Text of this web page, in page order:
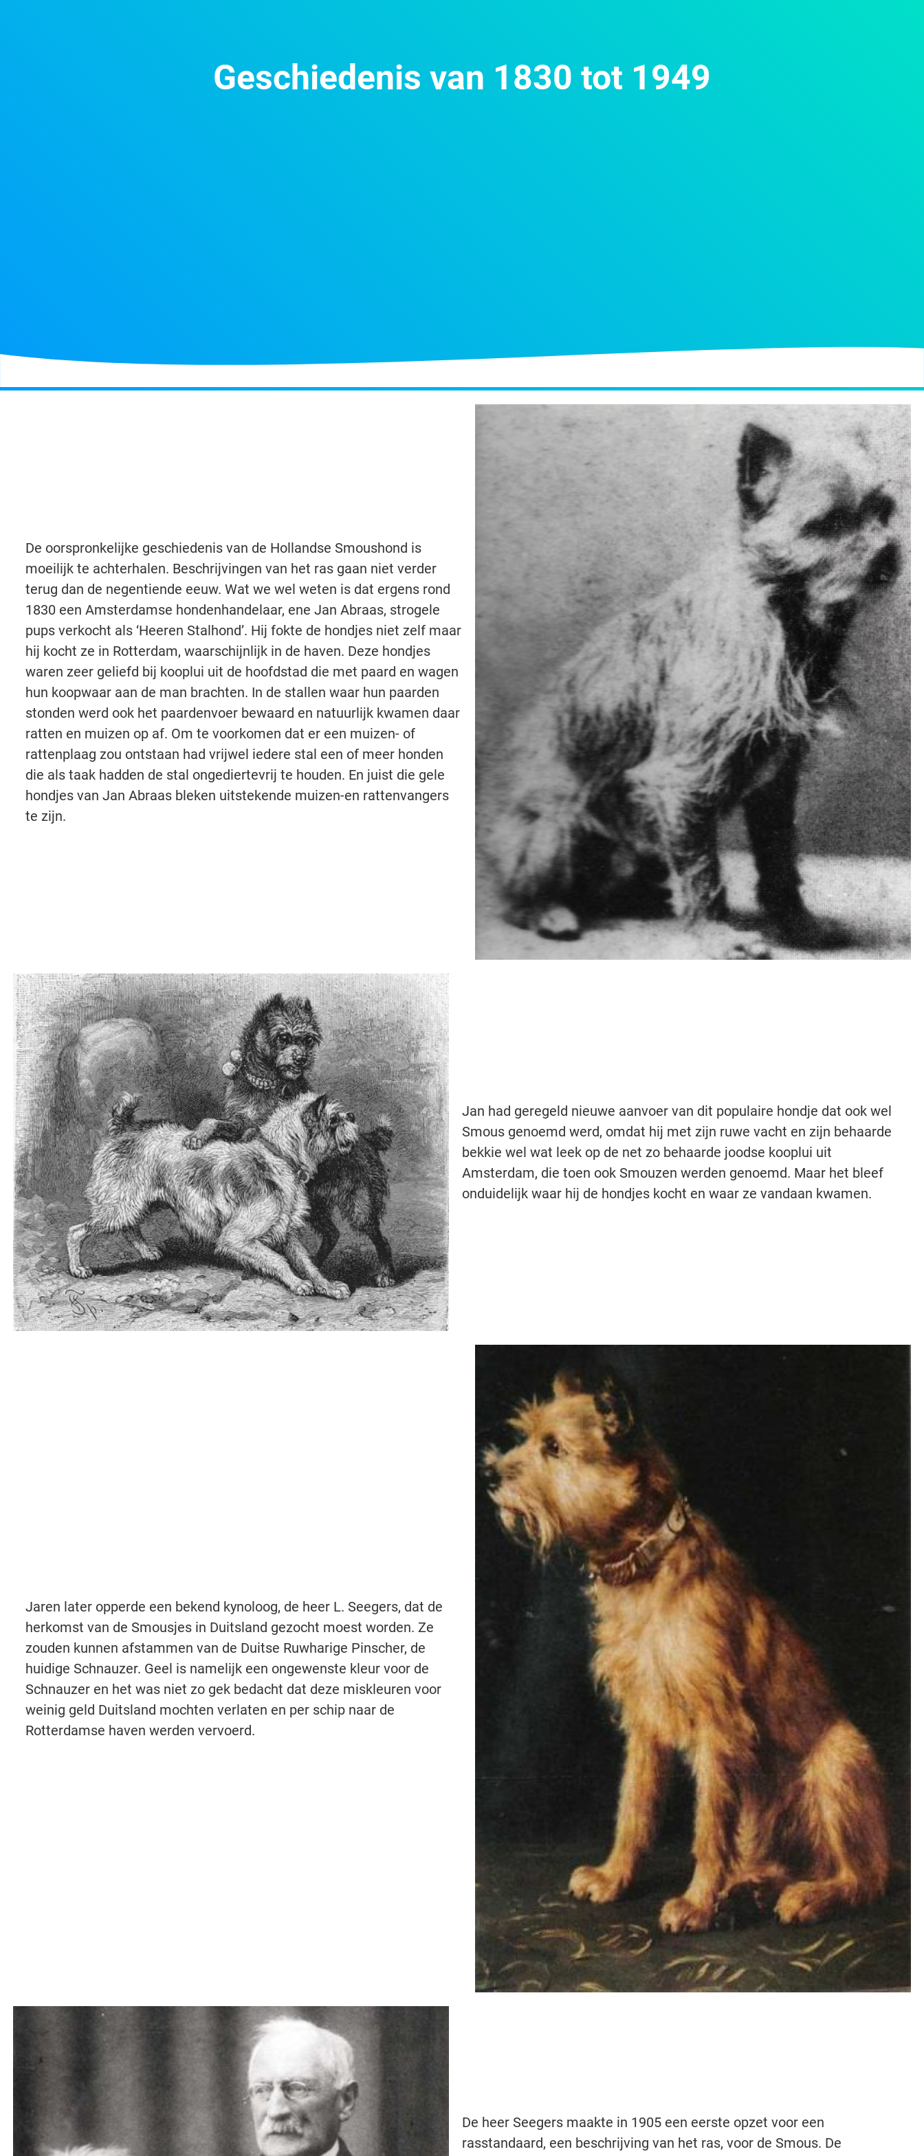
Geschiedenis van 1830 tot 1949
De oorspronkelijke geschiedenis van de Hollandse Smoushond is
moeilijk te achterhalen. Beschrijvingen van het ras gaan niet verder
terug dan de negentiende eeuw. Wat we wel weten is dat ergens rond
1830 een Amsterdamse hondenhandelaar, ene Jan Abraas, strogele
pups verkocht als ‘Heeren Stalhond’. Hij fokte de hondjes niet zelf maar
hij kocht ze in Rotterdam, waarschijnlijk in de haven. Deze hondjes
waren zeer geliefd bij kooplui uit de hoofdstad die met paard en wagen
hun koopwaar aan de man brachten. In de stallen waar hun paarden
stonden werd ook het paardenvoer bewaard en natuurlijk kwamen daar
ratten en muizen op af. Om te voorkomen dat er een muizen- of
rattenplaag zou ontstaan had vrijwel iedere stal een of meer honden
die als taak hadden de stal ongediertevrij te houden. En juist die gele
hondjes van Jan Abraas bleken uitstekende muizen-en rattenvangers
te zijn.
Jan had geregeld nieuwe aanvoer van dit populaire hondje dat ook wel
Smous genoemd werd, omdat hij met zijn ruwe vacht en zijn behaarde
bekkie wel wat leek op de net zo behaarde joodse kooplui uit
Amsterdam, die toen ook Smouzen werden genoemd. Maar het bleef
onduidelijk waar hij de hondjes kocht en waar ze vandaan kwamen.
Jaren later opperde een bekend kynoloog, de heer L. Seegers, dat de
herkomst van de Smousjes in Duitsland gezocht moest worden. Ze
zouden kunnen afstammen van de Duitse Ruwharige Pinscher, de
huidige Schnauzer. Geel is namelijk een ongewenste kleur voor de
Schnauzer en het was niet zo gek bedacht dat deze miskleuren voor
weinig geld Duitsland mochten verlaten en per schip naar de
Rotterdamse haven werden vervoerd.
De heer Seegers maakte in 1905 een eerste opzet voor een
rasstandaard, een beschrijving van het ras, voor de Smous. De